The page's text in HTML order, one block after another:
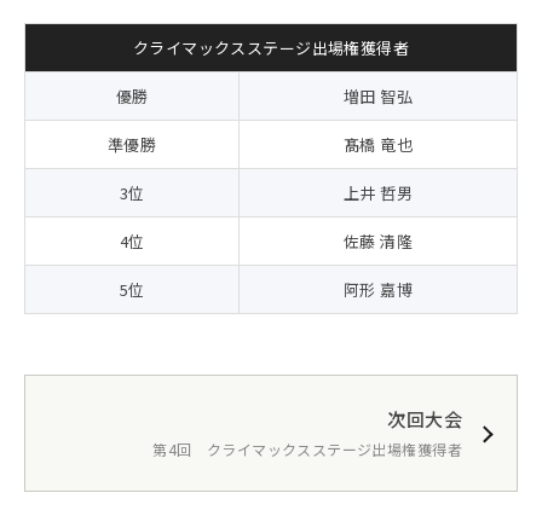
クライマックスステージ出場権獲得者
優勝 増田 智弘
準優勝 髙橋 竜也
3位 上井 哲男
4位 佐藤 清隆
5位 阿形 嘉博
次回大会
第4回 クライマックスステージ出場権獲得者